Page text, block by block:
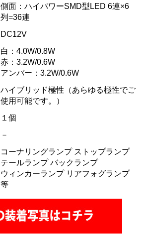
側面：ハイパワーSMD型LED 6連×6
列=36連
DC12V
白：4.0W/0.8W
赤：3.2W/0.6W
アンバー：3.2W/0.6W
ハイブリッド極性（あらゆる極性でご
使用可能です。）
１個
－
コーナリングランプ ストップランプ
テールランプ バックランプ
ウィンカーランプ リアフォグランプ
等